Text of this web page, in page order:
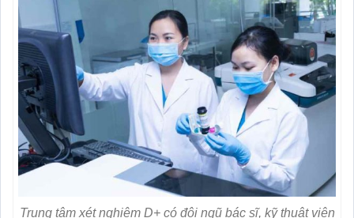
Trung tâm xét nghiệm D+ có đội ngũ bác sĩ, kỹ thuật viên